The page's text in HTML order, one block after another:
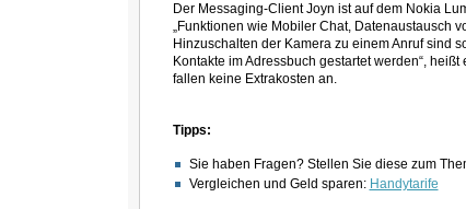
Der Messaging-Client Joyn ist auf dem Nokia
„Funktionen wie Mobiler Chat, Datenaustausch
Hinzuschalten der Kamera zu einem Anruf sind
Kontakte im Adressbuch gestartet werden“,
fallen keine Extrakosten an.
Tipps:
Sie haben Fragen? Stellen Sie diese zum
Vergleichen und Geld sparen: Handytarife